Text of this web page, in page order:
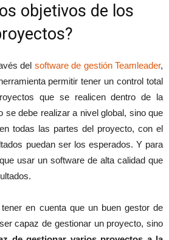
objetivos de los
del software de gestión Teamleader,
permitir tener un control total
que se realicen dentro de la
se debe realizar a nivel global, sino que
todas las partes del proyecto, con el
puedan ser los esperados. Y para
usar un software de alta calidad que
en cuenta que un buen gestor de
capaz de gestionar un proyecto, sino